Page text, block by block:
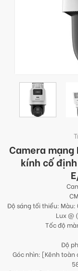
Camera mạng
kính cố định
Độ sáng tối thiểu: Màu:
Lux @
Tốc độ
Độ
Góc nhìn: [Kênh toàn